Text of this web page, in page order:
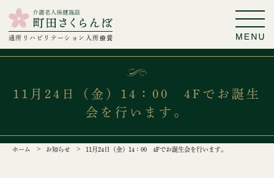
通所リハビリテーション 入所療養
11月24日（金）14：00 4Fでお誕生
会を行います。
ホーム お知らせ 11月24日（金）14：00 4Fでお誕生会を行います。